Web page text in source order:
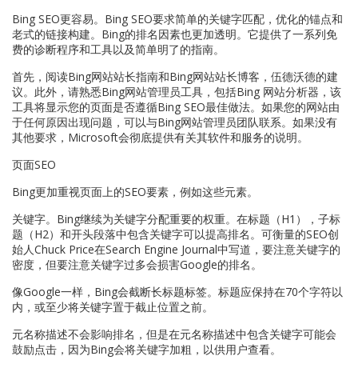
Bing SEO更容易。Bing SEO要求简单的关键字匹配，优化的锚点和
老式的链接构建。Bing的排名因素也更加透明。它提供了一系列免
费的诊断程序和工具以及简单明了的指南。
首先，阅读Bing网站站长指南和Bing网站站长博客，伍德沃德的建
议。此外，请熟悉Bing网站管理员工具，包括Bing 网站分析器，该
工具将显示您的页面是否遵循Bing SEO最佳做法。如果您的网站由
于任何原因出现问题，可以与Bing网站管理员团队联系。如果没有
其他要求，Microsoft会彻底提供有关其软件和服务的说明。
页面SEO
Bing更加重视页面上的SEO要素，例如这些元素。
关键字。Bing继续为关键字分配重要的权重。在标题（H1），子标
题（H2）和开头段落中包含关键字可以提高排名。可衡量的SEO创
始人Chuck Price在Search Engine Journal中写道，要注意关键字的
密度，但要注意关键字过多会损害Google的排名。
像Google一样，Bing会截断长标题标签。标题应保持在70个字符以
内，或至少将关键字置于截止位置之前。
元名称描述不会影响排名，但是在元名称描述中包含关键字可能会
鼓励点击，因为Bing会将关键字加粗，以供用户查看。